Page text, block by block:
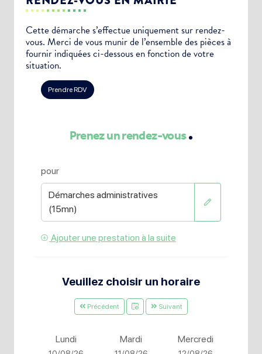
Cette démarche s’effectue uniquement sur rendez-
vous. Merci de vous munir de l’ensemble des pièces à
fournir indiquées ci-dessous en fonction de votre
situation.